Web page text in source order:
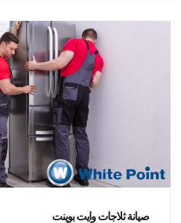
صيانة ثلاجات وايت بوينت